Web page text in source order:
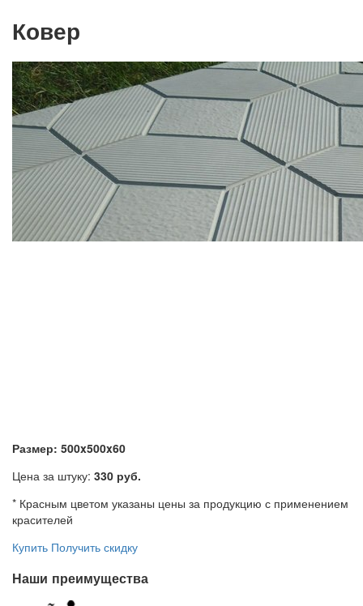
Ковер
Размер: 500x500x60
Цена за штуку: 330 руб.
* Красным цветом указаны цены за продукцию с применением
красителей
Купить Получить скидку
Наши преимущества